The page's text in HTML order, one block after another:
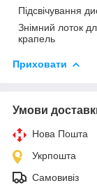
Підсвічування
Знімний лоток
крапель
Приховати
Умови
Нова Пошта
Укрпошта
Самовивіз